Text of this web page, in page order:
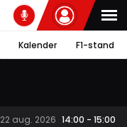
Kalender F1-stand
22 aug. 2026 14:00 - 15:00